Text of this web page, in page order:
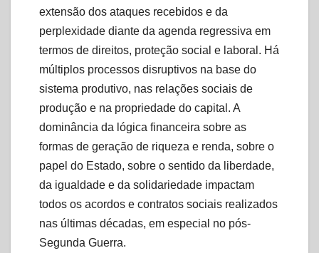
extensão dos ataques recebidos e da
perplexidade diante da agenda regressiva em
termos de direitos, proteção social e laboral. Há
múltiplos processos disruptivos na base do
sistema produtivo, nas relações sociais de
produção e na propriedade do capital. A
dominância da lógica financeira sobre as
formas de geração de riqueza e renda, sobre o
papel do Estado, sobre o sentido da liberdade,
da igualdade e da solidariedade impactam
todos os acordos e contratos sociais realizados
nas últimas décadas, em especial no pós-
Segunda Guerra.